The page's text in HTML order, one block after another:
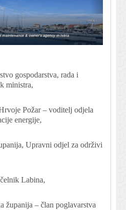
gospodarstva, rada i
ministra,
Požar – voditelj odjela
energije,
Upravni odjel za održivi
Labina,
županija – član poglavarstva